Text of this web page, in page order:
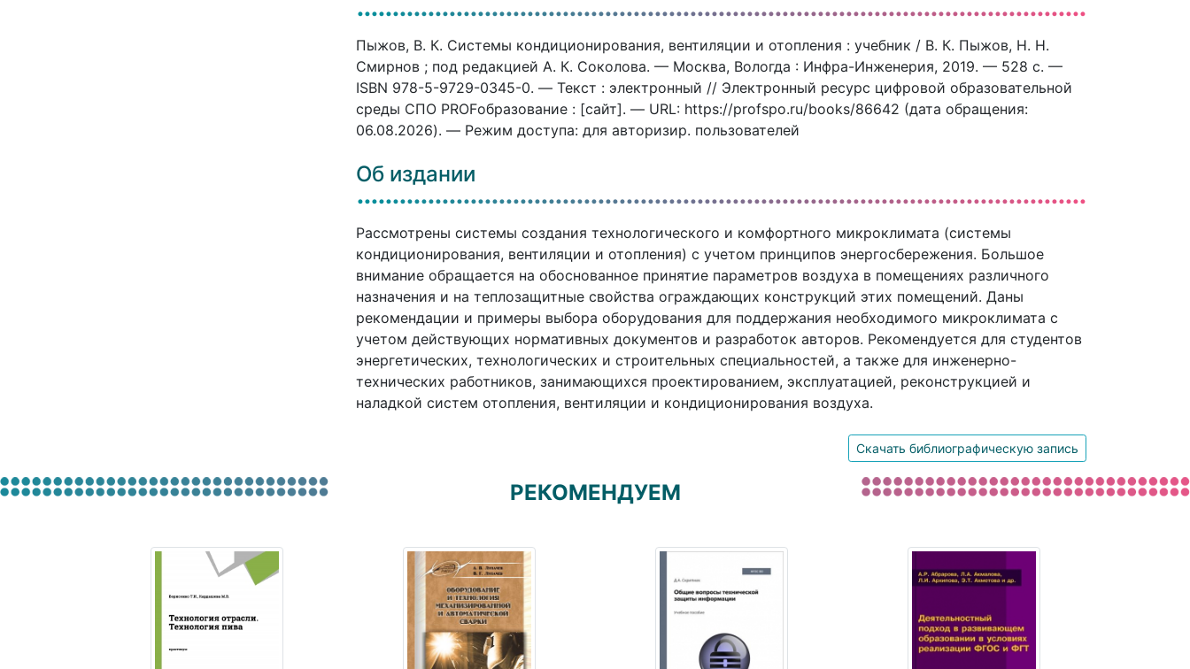
Пыжов, В. К. Системы кондиционирования, вентиляции и отопления : учебник / В. К. Пыжов, Н. Н.
Смирнов ; под редакцией А. К. Соколова. — Москва, Вологда : Инфра-Инженерия, 2019. — 528 c. —
ISBN 978-5-9729-0345-0. — Текст : электронный // Электронный ресурс цифровой образовательной
среды СПО PROFобразование : [сайт]. — URL: https://profspo.ru/books/86642 (дата обращения:
06.08.2026). — Режим доступа: для авторизир. пользователей
Об издании
Рассмотрены системы создания технологического и комфортного микроклимата (системы
кондиционирования, вентиляции и отопления) с учетом принципов энергосбережения. Большое
внимание обращается на обоснованное принятие параметров воздуха в помещениях различного
назначения и на теплозащитные свойства ограждающих конструкций этих помещений. Даны
рекомендации и примеры выбора оборудования для поддержания необходимого микроклимата с
учетом действующих нормативных документов и разработок авторов. Рекомендуется для студентов
энергетических, технологических и строительных специальностей, а также для инженерно-
технических работников, занимающихся проектированием, эксплуатацией, реконструкцией и
наладкой систем отопления, вентиляции и кондиционирования воздуха.
Скачать библиографическую запись
РЕКОМЕНДУЕМ